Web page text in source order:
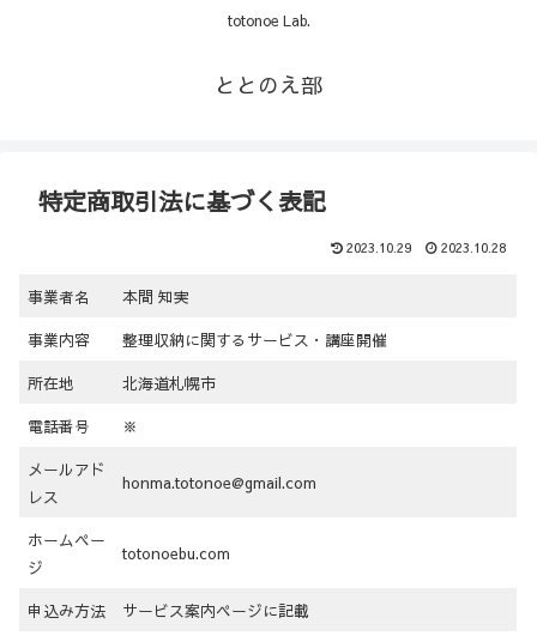
totonoe Lab.
ととのえ部
特定商取引法に基づく表記
2023.10.29 2023.10.28
事業者名 本間 知実
事業内容 整理収納に関するサービス・講座開催
所在地 北海道札幌市
電話番号 ※
メールアド
レス
honma.totonoe@gmail.com
ホームペー
ジ
totonoebu.com
申込み方法 サービス案内ページに記載